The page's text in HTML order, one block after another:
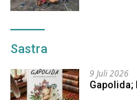
Sastra
9 Juli 2026
Gapolida;